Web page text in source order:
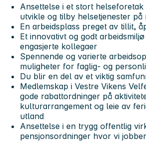
Ansettelse i et stort
utvikle og tilby helsetjenester på
En arbeidsplass preget av tillit,
Et innovativt og godt
engasjerte kollegaer
Spennende og varierte
muligheter for faglig- og
Du blir en del av et viktig
Medlemskap i Vestre Vikens
gode rabattordninger på
kulturarrangement og leie av
utland
Ansettelse i en trygg offentlig
pensjonsordninger hvor vi